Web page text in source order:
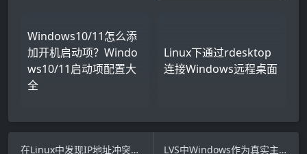
Windows10/11怎么添
加开机启动项？Windo
ws10/11启动项配置大
全
Linux下通过rdesktop
连接Windows远程桌面
在Linux中发现IP地址冲突的方法 LVS中Windows作为真实主机(RealServer)时的设置方法